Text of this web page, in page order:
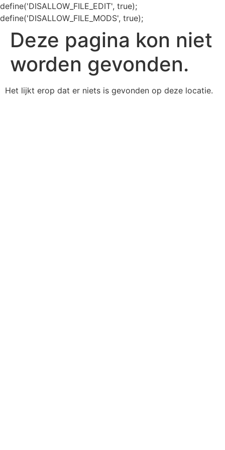
define('DISALLOW_FILE_EDIT', true);
define('DISALLOW_FILE_MODS', true);
Deze pagina kon niet
worden gevonden.
Het lijkt erop dat er niets is gevonden op deze locatie.